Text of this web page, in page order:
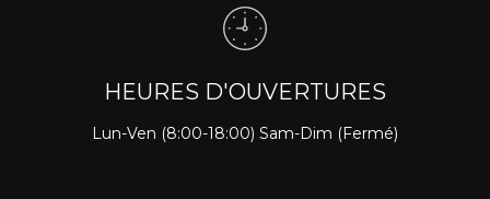
HEURES D'OUVERTURES
Lun-Ven (8:00-18:00) Sam-Dim (Fermé)